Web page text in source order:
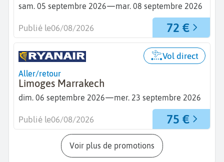
sam. 05 septembre 2026—mar. 08 septembre 2026
72 €
Publié le06/08/2026
Aller/retour
Limoges Marrakech
dim. 06 septembre 2026—mer. 23 septembre 2026
Vol direct
75 €
Publié le06/08/2026
Voir plus de promotions